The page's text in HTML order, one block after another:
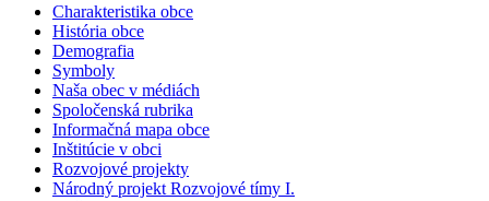
Charakteristika obce
História obce
Demografia
Symboly
Naša obec v médiách
Spoločenská rubrika
Informačná mapa obce
Inštitúcie v obci
Rozvojové projekty
Národný projekt Rozvojové tímy I.